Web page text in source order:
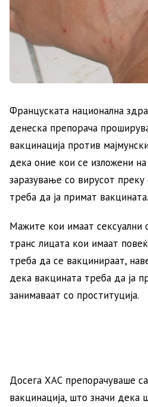
Француската национална
денеска препорача
вакцинација против
дека оние кои се изложени
заразување со вирусот преку
треба да ја примат вакцината.
Мажите кои имаат
транс лицата кои имаат
треба да се вакцинираат,
дека вакцината треба да ја
занимаваат со проституција.
Досега ХАС препорачуваше
вакцинација, што значи